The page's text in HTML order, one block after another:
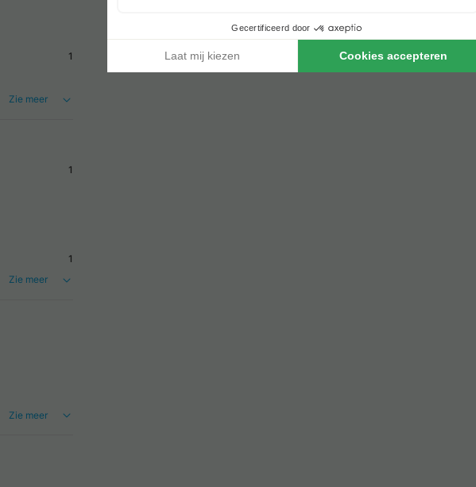
1
Zie meer
1
1
Zie meer
Zie meer